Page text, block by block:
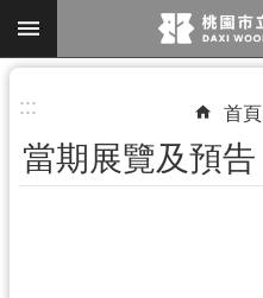
跳到主要內容區塊
搜
尋
::: 首頁
當期展覽及預告